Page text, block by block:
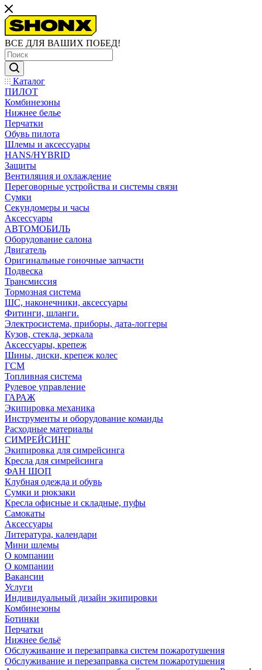
ВСЕ ДЛЯ ВАШИХ ПОБЕД!
Каталог
ПИЛОТ
Комбинезоны
Нижнее белье
Перчатки
Обувь пилота
Шлемы и аксессуары
HANS/HYBRID
Защиты
Вентиляция и охлаждение
Переговорные устройства и системы связи
Сумки
Секундомеры и часы
Аксессуары
АВТОМОБИЛЬ
Оборудование салона
Двигатель
Оригинальные гоночные запчасти
Подвеска
Трансмиссия
Тормозная система
ШС, наконечники, аксессуары
Фитинги, шланги.
Электросистема, приборы, дата-логгеры
Кузов, стекла, зеркала
Аксессуары, крепеж
Шины, диски, крепеж колес
ГСМ
Топливная система
Рулевое управление
ГАРАЖ
Экипировка механика
Инструменты и оборудование команды
Расходные материалы
СИМРЕЙСИНГ
Экипировка для симрейсинга
Кресла для симрейсинга
ФАН ШОП
Клубная одежда и обувь
Сумки и рюкзаки
Кресла офисные и складные, пуфы
Самокаты
Аксессуары
Литература, календари
Мини шлемы
О компании
О компании
Вакансии
Услуги
Индивидуальный дизайн экипировки
Комбинезоны
Ботинки
Перчатки
Нижнее бельё
Обслуживание и перезаправка систем пожаротушения
Обслуживание и перезаправка систем пожаротушения